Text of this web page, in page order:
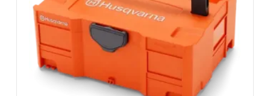
Tip baterije
li-ion
Napetost baterije
36 V
Moč akumulatorja
4 Ah